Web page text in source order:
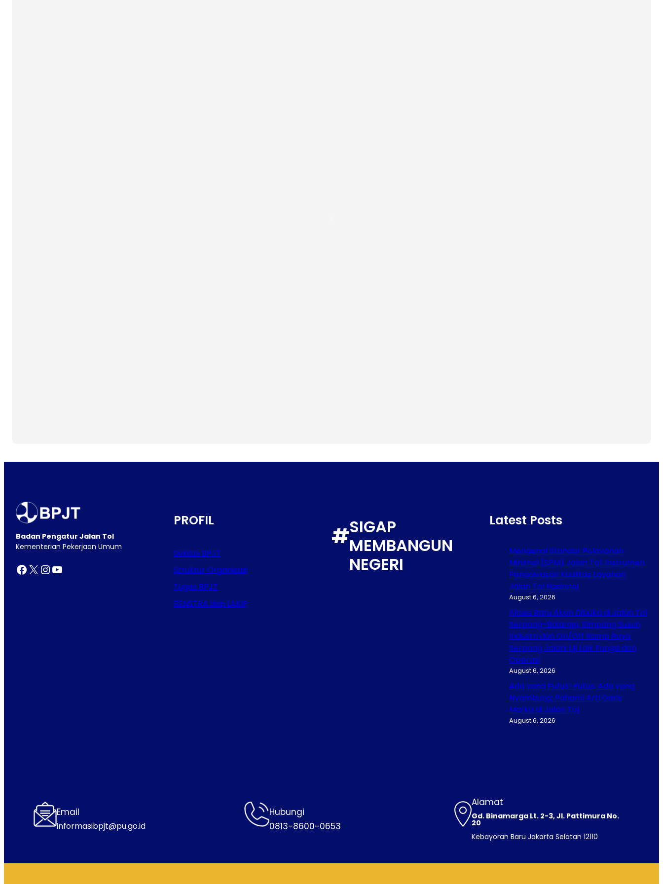
Badan Pengatur Jalan Tol
Kementerian Pekerjaan Umum
Facebook X InstagramYouTube
PROFIL
Sekilas BPJT
Struktur Organisasi
Tugas BPJT
RENSTRA dan LAKIP
#SIGAP
MEMBANGUN
NEGERI
Latest Posts
Mengenal Standar Pelayanan
Minimal (SPM) Jalan Tol: Instrumen
Pengawasan Kualitas Layanan
Jalan Tol Nasional
August 6, 2026
Akses Baru Akan Dibuka di Jalan Tol
Serpong–Balaraja, Simpang Susun
Industri dan On/Off Ramp Raya
Serpong Jalani Uji Laik Fungsi dan
Operasi
August 6, 2026
Ada yang Putus-Putus, Ada yang
Nyambung: Pahami Arti Garis
Marka di Jalan Tol
August 6, 2026
Email
informasibpjt@pu.go.id
Hubungi
0813-8600-0653
Alamat
Gd. Binamarga Lt. 2-3, Jl. Pattimura No.
20
Kebayoran Baru Jakarta Selatan 12110